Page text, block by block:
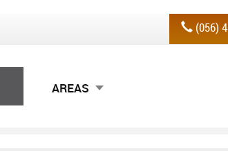
(056)
AREAS